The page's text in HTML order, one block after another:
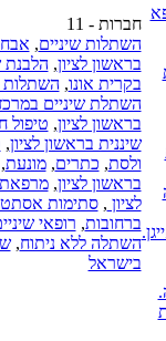
חברות - 11
השתלות שיניים,
בראשון לציון, הלבנת
בקרית אונו, השתלות
השתלת שיניים במרכז
בראשון לציון, טיפול
שיננית בראשון לציון,
ולסת, כתרים,מונעת
בראשון לציון,מרפאת
לציון ,סתימות
ברחובות, רופאי
השתלה ללא ניתוח,
בישראל